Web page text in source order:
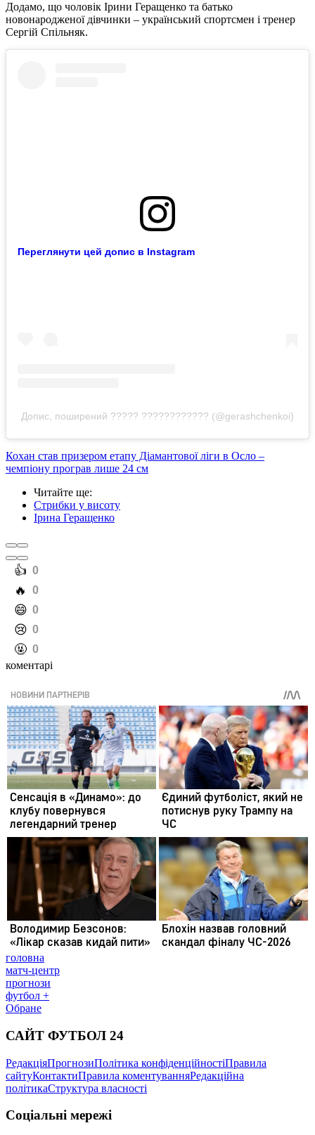
Додамо, що чоловік Ірини Геращенко та батько
новонародженої дівчинки – український спортсмен і тренер
Сергій Спільняк.
Переглянути цей допис в Instagram
Допис, поширений ????? ???????????? (@gerashchenkoi)
Кохан став призером етапу Діамантової ліги в Осло –
чемпіону програв лише 24 см
Читайте ще:
Стрибки у висоту
Ірина Геращенко
️👍 0
️🔥 0
️😄 0
️😢 0
️🤬 0
коментарі
головна
матч-центр
прогнози
футбол +
Обране
САЙТ ФУТБОЛ 24
РедакціяПрогнозиПолітика конфіденційностіПравила
сайтуКонтактиПравила коментуванняРедакційна
політикаСтруктура власності
Соціальні мережі